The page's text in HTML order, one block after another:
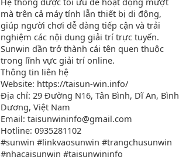
mà trên cả máy tính lẫn thiết bị di động,
giúp người chơi dễ dàng tiếp cận và trải
nghiệm các nội dung giải trí trực tuyến.
Sunwin dần trở thành cái tên quen thuộc
trong lĩnh vực giải trí online.
Thông tin liên hệ
Website: https://taisun-win.info/
Địa chỉ: 29 Đường N16, Tân Bình, Dĩ An, Bình
Dương, Việt Nam
Email: taisunwininfo@gmail.com
Hotline: 0935281102
#sunwin #linkvaosunwin #trangchusunwin
#nhacaisunwin #taisunwininfo